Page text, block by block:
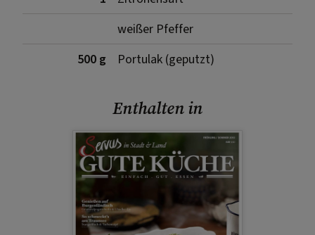
weißer Pfeffer
500 g
Portulak (geputzt)
Enthalten in